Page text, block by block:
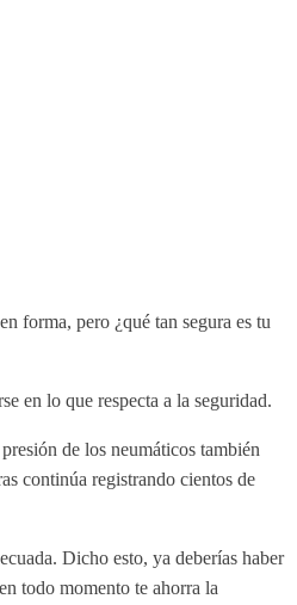
forma, pero ¿qué tan segura es tu
en lo que respecta a la seguridad.
de los neumáticos también
continúa registrando cientos de
Dicho esto, ya deberías haber
todo momento te ahorra la